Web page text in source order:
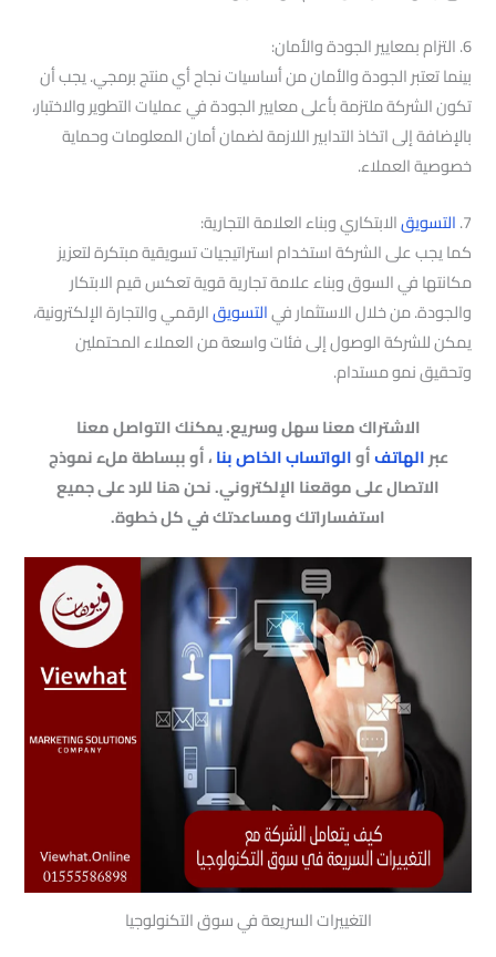
6. التزام بمعايير الجودة والأمان:
بينما تعتبر الجودة والأمان من أساسيات نجاح أي منتج برمجي. يجب أن
تكون الشركة ملتزمة بأعلى معايير الجودة في عمليات التطوير والاختبار،
بالإضافة إلى اتخاذ التدابير اللازمة لضمان أمان المعلومات وحماية
خصوصية العملاء.
7. التسويقالابتكاري وبناء العلامة التجارية:
كما يجب على الشركة استخدام استراتيجيات تسويقية مبتكرة لتعزيز
مكانتها في السوق وبناء علامة تجارية قوية تعكس قيم الابتكار
والجودة. من خلال الاستثمار فيالتسويقالرقمي والتجارة الإلكترونية،
يمكن للشركة الوصول إلى فئات واسعة من العملاء المحتملين
وتحقيق نمو مستدام.
الاشتراك معنا سهل وسريع. يمكنك التواصل معنا
عبرالهاتفأوالواتساب الخاص بنا، أو ببساطة ملء نموذج
الاتصال على موقعنا الإلكتروني. نحن هنا للرد على جميع
استفساراتك ومساعدتك في كل خطوة.
التغييرات السريعة في سوق التكنولوجيا